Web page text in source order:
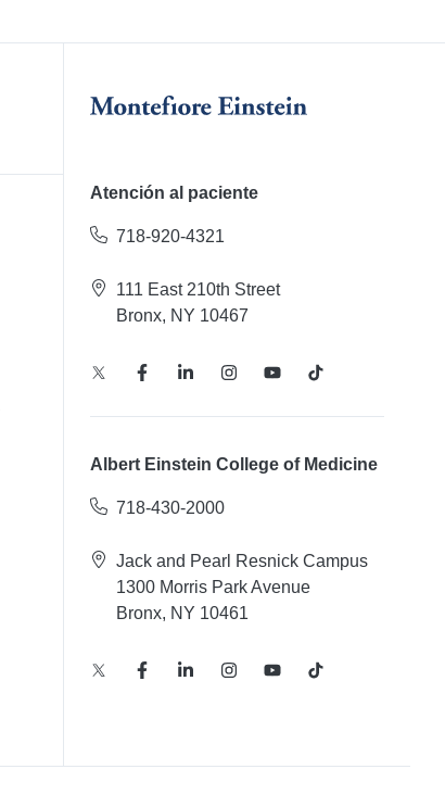
Atención al paciente
718-920-4321
111 East 210th Street
Bronx, NY 10467
Albert Einstein College of Medicine
718-430-2000
Jack and Pearl Resnick Campus
1300 Morris Park Avenue
Bronx, NY 10461